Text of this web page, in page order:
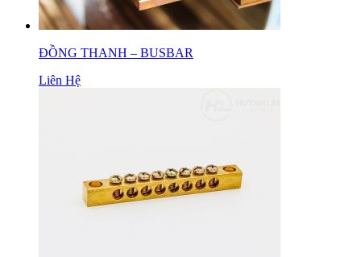
ĐỒNG THANH – BUSBAR
Liên Hệ